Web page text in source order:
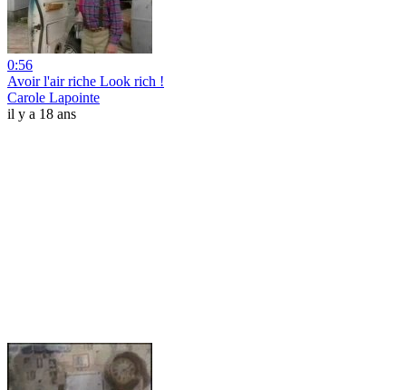
0:56
Avoir l'air riche Look rich !
Carole Lapointe
il y a 18 ans